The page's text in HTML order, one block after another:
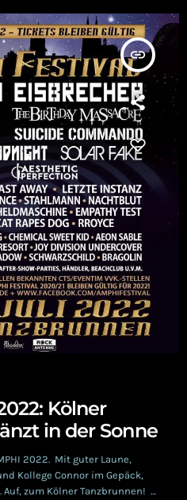
insert_link
Kölner
in der Sonne
2022. Mit guter Laune,
Kollege Connor im Gepäck,
Auf, zum Kölner Tanzbrunnen!